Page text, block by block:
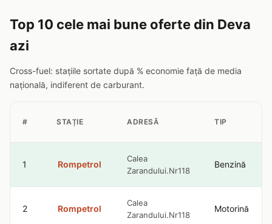
Top 10 cele mai bune oferte din Deva
azi
Cross-fuel: stațiile sortate după % economie față de media
națională, indiferent de carburant.
# STAȚIE ADRESĂ TIP
1 Rompetrol
Calea
Zarandului.Nr118
Benzină
2 Rompetrol
Calea
Zarandului.Nr118
Motorină